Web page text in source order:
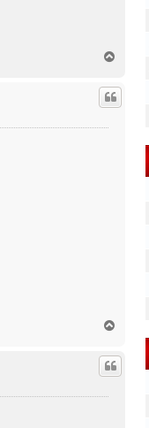
g
r
g
r